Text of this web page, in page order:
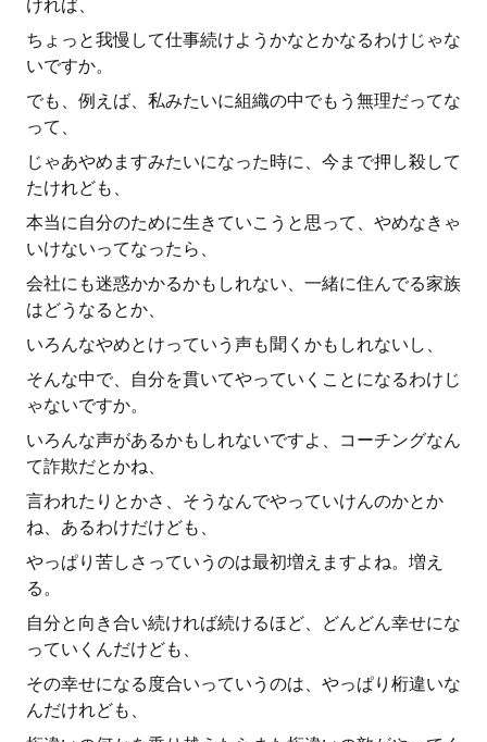
ければ、
ちょっと我慢して仕事続けようかなとかなるわけじゃな
いですか。
でも、例えば、私みたいに組織の中でもう無理だってな
って、
じゃあやめますみたいになった時に、今まで押し殺して
たけれども、
本当に自分のために生きていこうと思って、やめなきゃ
いけないってなったら、
会社にも迷惑かかるかもしれない、一緒に住んでる家族
はどうなるとか、
いろんなやめとけっていう声も聞くかもしれないし、
そんな中で、自分を貫いてやっていくことになるわけじ
ゃないですか。
いろんな声があるかもしれないですよ、コーチングなん
て詐欺だとかね、
言われたりとかさ、そうなんでやっていけんのかとか
ね、あるわけだけども、
やっぱり苦しさっていうのは最初増えますよね。増え
る。
自分と向き合い続ければ続けるほど、どんどん幸せにな
っていくんだけども、
その幸せになる度合いっていうのは、やっぱり桁違いな
んだけれども、